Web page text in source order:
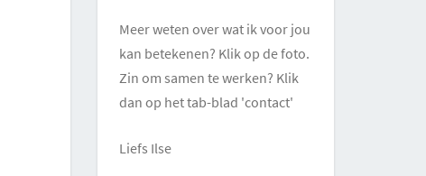
Meer weten over wat ik voor jou
kan betekenen? Klik op de foto.
Zin om samen te werken? Klik
dan op het tab-blad 'contact'
Liefs Ilse